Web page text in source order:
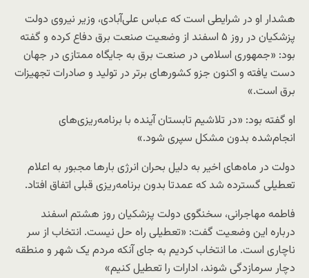
هشدار او در شرایطی است که عباس علی‌آبادی، وزیر نیروی دولت
پزشکیان در روز ۵ اسفند از وضعیت صنعت برق دفاع کرده و گفته
بود: «جمهوری اسلامی در صنعت برق به جایگاه ممتازی در جهان
دست یافته و اکنون جزو کشورهای برتر در تولید و صادرات تجهیزات
برق است.»
او گفته بود: «در تلاشیم تابستان آینده با برنامه‌ریزی‌های
انجام‌شده بدون مشکل سپری شود.»
دولت در ماه‌های اخیر به دلیل بحران انرژی بارها مجبور به اعلام
تعطیلی گسترده شد که عمدتا بدون برنامه‌ریزی قبلی اتفاق افتاد.
فاطمه مهاجرانی، سخنگوی دولت پزشکیان روز هشتم اسفند
درباره این وضعیت گفت: «تعطیلی راه حل نیست. انتخاب از سر
ناچاری است. ما انتخاب کردیم به جای آنکه مردم یک شهر و منطقه
دچار سرمازدگی شوند، ادارات را تعطیل کنیم»